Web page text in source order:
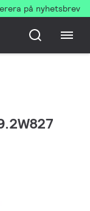
på nyhetsbrev